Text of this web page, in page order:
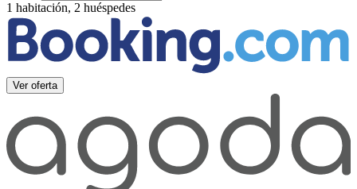
1 habitación, 2 huéspedes
Ver oferta